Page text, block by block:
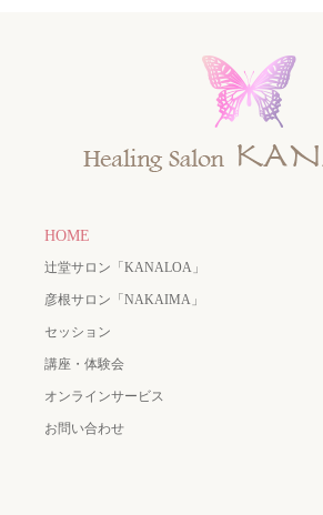
HOME
辻堂サロン「KANALOA」
彦根サロン「NAKAIMA」
セッション
講座・体験会
オンラインサービス
お問い合わせ